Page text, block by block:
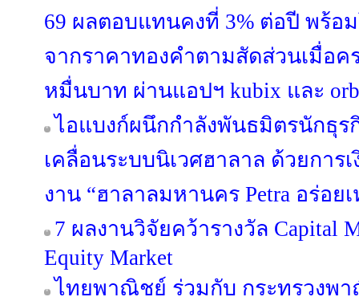
69 ผลตอบแทนคงที่ 3% ต่อปี พร้อ
จากราคาทองคำตามสัดส่วนเมื่อค
หมื่นบาท ผ่านแอปฯ kubix และ
ไอแบงก์ผนึกกำลังพันธมิตรนักธุ
เคลื่อนระบบนิเวศฮาลาล ด้วยการ
งาน “ฮาลาลมหานคร Petra อร่อย
7 ผลงานวิจัยคว้ารางวัล Capital
Equity Market
ไทยพาณิชย์ ร่วมกับ กระทรวงพา